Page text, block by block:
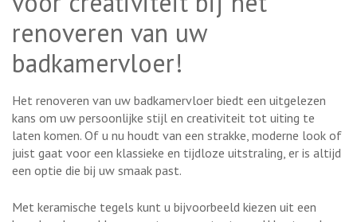
renoveren van uw
badkamervloer!
Het renoveren van uw badkamervloer biedt een uitgelezen
kans om uw persoonlijke stijl en creativiteit tot uiting te
laten komen. Of u nu houdt van een strakke, moderne look of
juist gaat voor een klassieke en tijdloze uitstraling, er is altijd
een optie die bij uw smaak past.
Met keramische tegels kunt u bijvoorbeeld kiezen uit een